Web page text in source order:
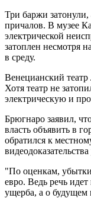
Три баржи
причалов. В музее
электрической
затоплен несмотря
в среду.
Венецианский
Хотя театр не
электрическую и
Брюгнаро заявил,
власть объявить в
обратился к
"По оценкам,
евро. Ведь речь
ущерба, а о будущем